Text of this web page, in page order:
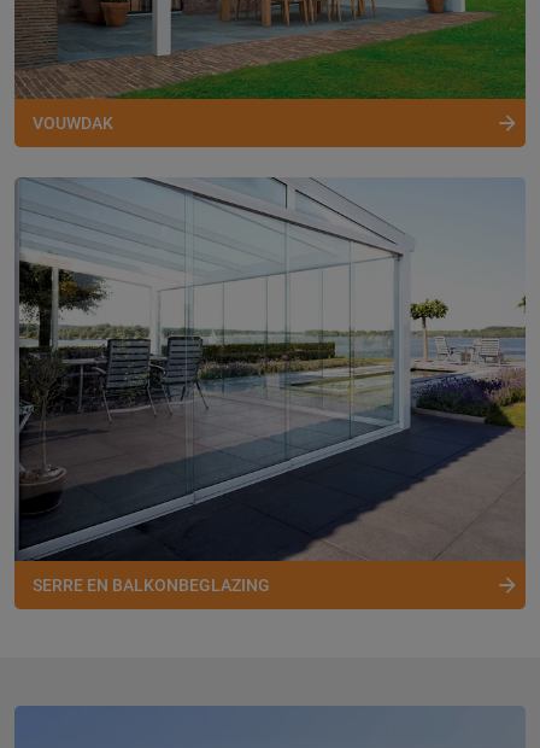
VOUWDAK
SERRE EN BALKONBEGLAZING